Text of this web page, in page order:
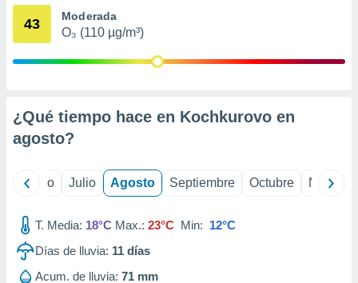
publicidad
1199
43 Moderada
O₃ (110 µg/m³)
¿Qué tiempo hace en Kochkurovo en
agosto?
Junio Julio Agosto Septiembre Octubre
T. Media: 18°C Max.: 23°C Min: 12°C
Días de lluvia: 11 días
Acum. de lluvia: 71 mm